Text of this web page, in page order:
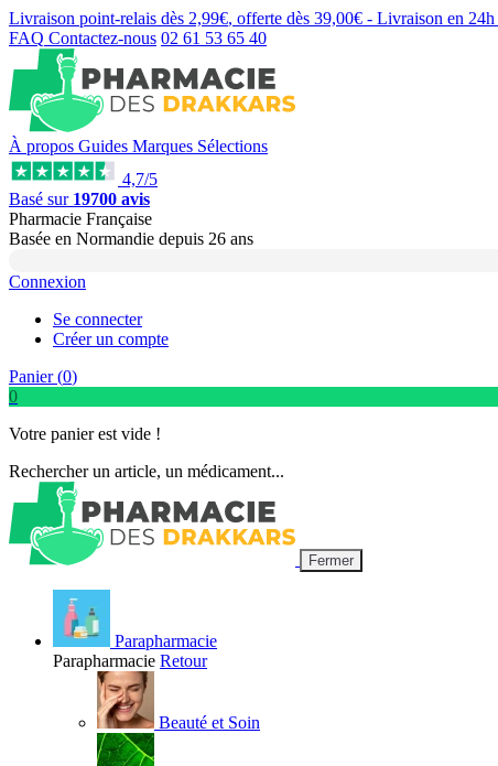
Livraison point-relais dès 2,99€, offerte dès 39,00€ - Livraison en 24h
FAQ Contactez-nous 02 61 53 65 40
À propos Guides Marques Sélections
4,7/5
Basé sur 19700 avis
Pharmacie Française
Basée en Normandie depuis 26 ans
Connexion
Se connecter
Créer un compte
Panier (0)
0
Votre panier est vide !
Rechercher un article, un médicament...
Fermer
Parapharmacie
Parapharmacie Retour
Beauté et Soin